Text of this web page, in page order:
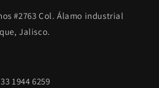
#2763 Col. Álamo industrial
Jalisco.
1944 6259